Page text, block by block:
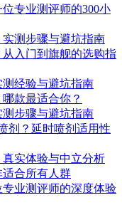
专业测评师的300小
测步骤与避坑指南
入门到旗舰的选购指
经验与避坑指南
款最适合你？
步骤与避坑指南
剂？延时喷剂适用性
实体验与中立分析
合所有人群
业测评师的深度体验